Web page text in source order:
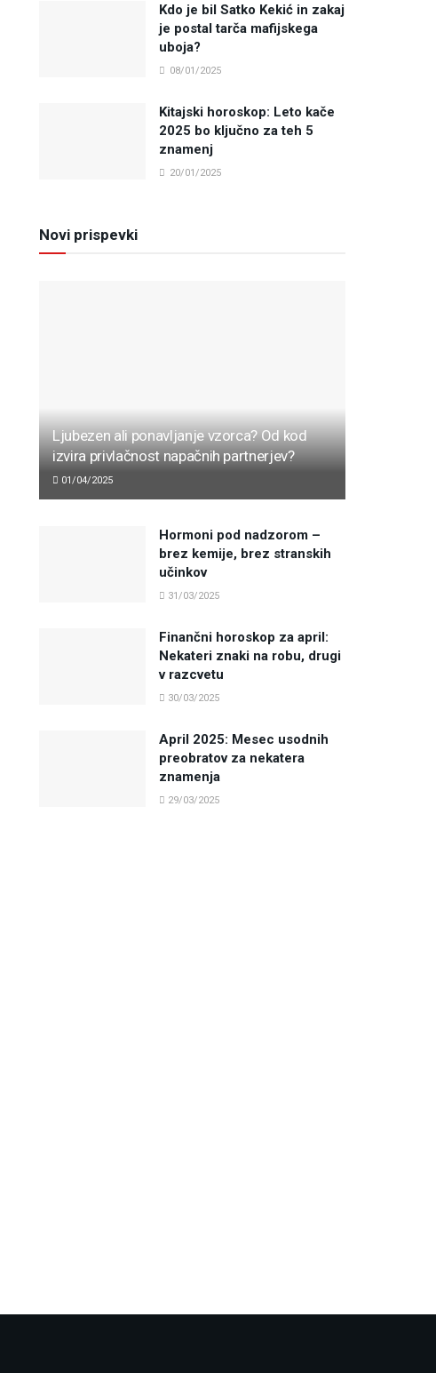
Kdo je bil Satko Kekić in zakaj
je postal tarča mafijskega
uboja?
08/01/2025
Kitajski horoskop: Leto kače
2025 bo ključno za teh 5
znamenj
20/01/2025
Novi prispevki
Ljubezen ali ponavljanje vzorca? Od kod
izvira privlačnost napačnih partnerjev?
01/04/2025
Hormoni pod nadzorom –
brez kemije, brez stranskih
učinkov
31/03/2025
Finančni horoskop za april:
Nekateri znaki na robu, drugi
v razcvetu
30/03/2025
April 2025: Mesec usodnih
preobratov za nekatera
znamenja
29/03/2025